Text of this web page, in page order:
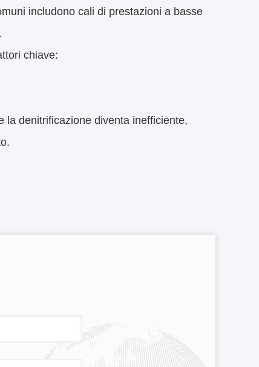
includono cali di prestazioni a basse
chiave:
la denitrificazione diventa inefficiente,